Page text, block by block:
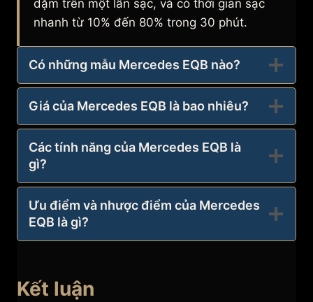
dặm trên một lần sạc, và có thời gian sạc
nhanh từ 10% đến 80% trong 30 phút.
Có những mẫu Mercedes EQB nào?
Giá của Mercedes EQB là bao nhiêu?
Các tính năng của Mercedes EQB là
gì?
Ưu điểm và nhược điểm của Mercedes
EQB là gì?
Kết luận